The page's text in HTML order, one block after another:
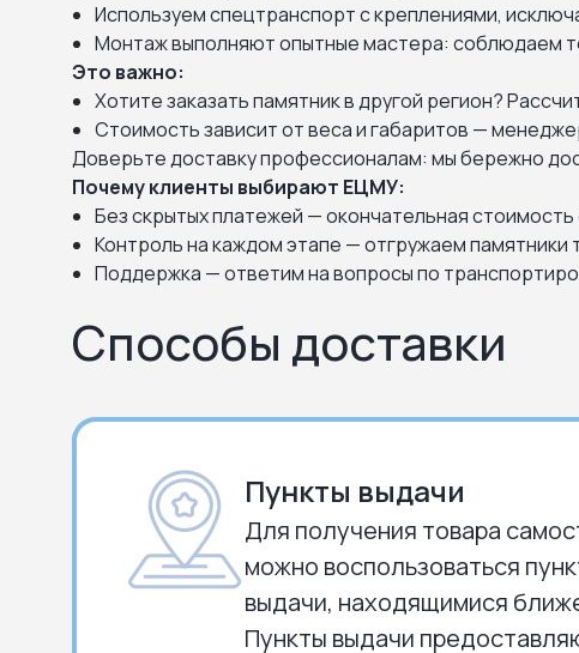
Используем спецтранспорт с креплениями,
Монтаж выполняют опытные мастера: соблюдаем
Это важно:
Хотите заказать памятник в другой регион?
Стоимость зависит от веса и габаритов —
Доверьте доставку профессионалам: мы бережно
Почему клиенты выбирают ЕЦМУ:
Без скрытых платежей — окончательная
Контроль на каждом этапе — отгружаем памятники
Поддержка — ответим на вопросы по
Способы доставки
Пункты выдачи
Для получения товара
можно воспользоваться
выдачи, находящимися
Пункты выдачи